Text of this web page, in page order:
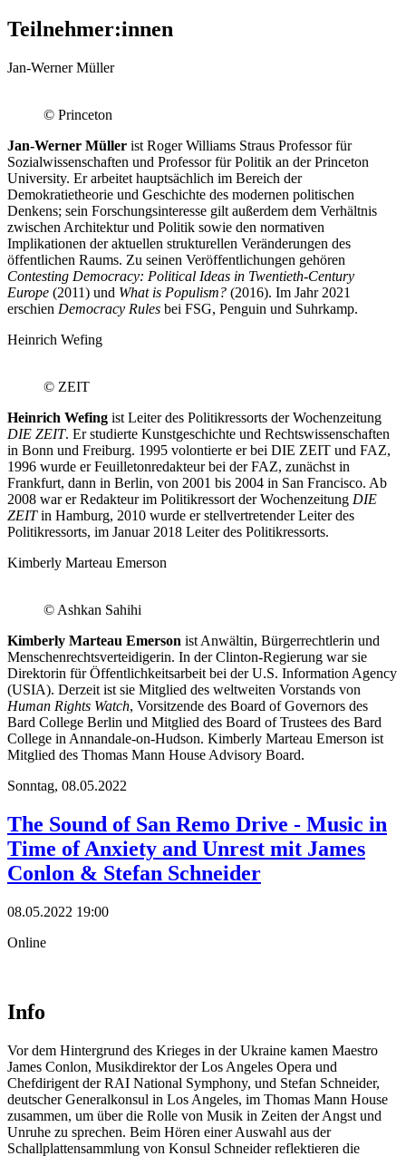
Teilnehmer:innen
Jan-Werner Müller
© Princeton
Jan-Werner Müller ist Roger Williams Straus Professor für
Sozialwissenschaften und Professor für Politik an der Princeton
University. Er arbeitet hauptsächlich im Bereich der
Demokratietheorie und Geschichte des modernen politischen
Denkens; sein Forschungsinteresse gilt außerdem dem Verhältnis
zwischen Architektur und Politik sowie den normativen
Implikationen der aktuellen strukturellen Veränderungen des
öffentlichen Raums. Zu seinen Veröffentlichungen gehören
Contesting Democracy: Political Ideas in Twentieth-Century
Europe (2011) und What is Populism? (2016). Im Jahr 2021
erschien Democracy Rules bei FSG, Penguin und Suhrkamp.
Heinrich Wefing
© ZEIT
Heinrich Wefing ist Leiter des Politikressorts der Wochenzeitung
DIE ZEIT. Er studierte Kunstgeschichte und Rechtswissenschaften
in Bonn und Freiburg. 1995 volontierte er bei DIE ZEIT und FAZ,
1996 wurde er Feuilletonredakteur bei der FAZ, zunächst in
Frankfurt, dann in Berlin, von 2001 bis 2004 in San Francisco. Ab
2008 war er Redakteur im Politikressort der Wochenzeitung DIE
ZEITin Hamburg, 2010 wurde er stellvertretender Leiter des
Politikressorts, im Januar 2018 Leiter des Politikressorts.
Kimberly Marteau Emerson
© Ashkan Sahihi
Kimberly Marteau Emerson ist Anwältin, Bürgerrechtlerin und
Menschenrechtsverteidigerin. In der Clinton-Regierung war sie
Direktorin für Öffentlichkeitsarbeit bei der U.S. Information Agency
(USIA). Derzeit ist sie Mitglied des weltweiten Vorstands von
Human Rights Watch, Vorsitzende des Board of Governors des
Bard College Berlin und Mitglied des Board of Trustees des Bard
College in Annandale-on-Hudson. Kimberly Marteau Emerson ist
Mitglied des Thomas Mann House Advisory Board.
Sonntag, 08.05.2022
The Sound of San Remo Drive - Music in
Time of Anxiety and Unrest mit James
Conlon & Stefan Schneider
08.05.2022 19:00
Online
Info
Vor dem Hintergrund des Krieges in der Ukraine kamen Maestro
James Conlon, Musikdirektor der Los Angeles Opera und
Chefdirigent der RAI National Symphony, und Stefan Schneider,
deutscher Generalkonsul in Los Angeles, im Thomas Mann House
zusammen, um über die Rolle von Musik in Zeiten der Angst und
Unruhe zu sprechen. Beim Hören einer Auswahl aus der
Schallplattensammlung von Konsul Schneider reflektieren die